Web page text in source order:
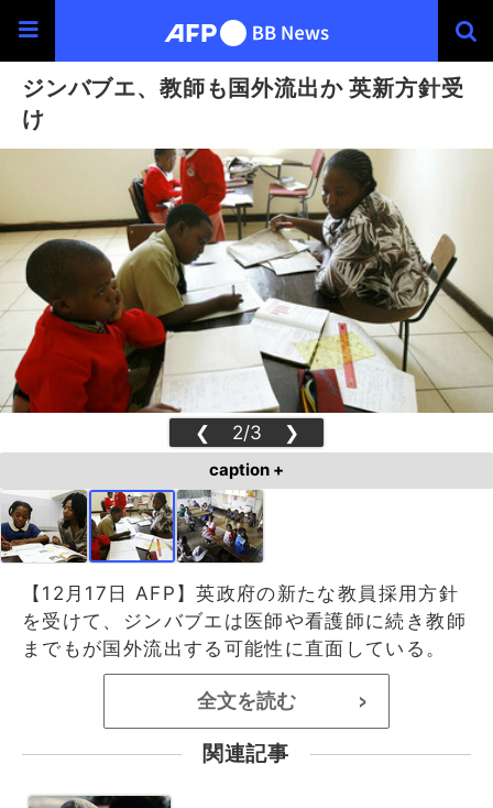
ジンバブエ、教師も国外流出か 英新方針受
け
❮ 2/3 ❯
caption +
【12月17日 AFP】英政府の新たな教員採用方針
を受けて、ジンバブエは医師や看護師に続き教師
までもが国外流出する可能性に直面している。
全文を読む >
関連記事